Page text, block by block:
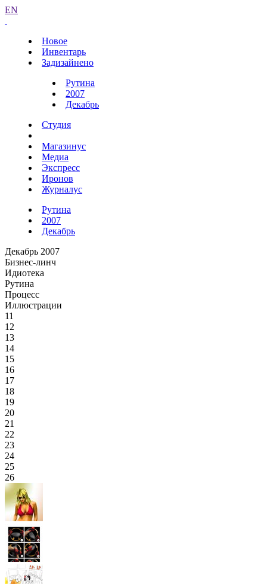
EN
Новое
Инвентарь
Задизайнено
Рутина
2007
Декабрь
Студия
Магазинус
Медиа
Экспресс
Иронов
Журналус
Рутина
2007
Декабрь
Декабрь 2007
Бизнес-линч
Идиотека
Рутина
Процесс
Иллюстрации
11
12
13
14
15
16
17
18
19
20
21
22
23
24
25
26